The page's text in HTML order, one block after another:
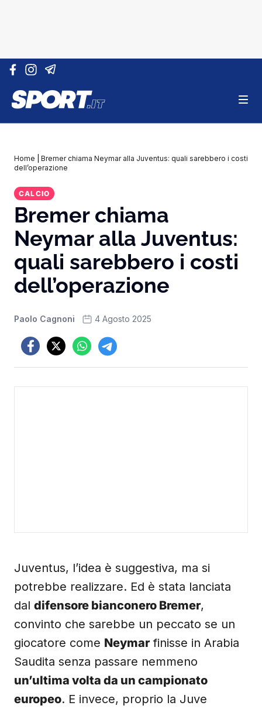
Vai al contenuto
Home
Bremer chiama Neymar alla Juventus: quali sarebbero i costi
dell’operazione
CALCIO
Bremer chiama
Neymar alla Juventus:
quali sarebbero i costi
dell’operazione
Paolo Cagnoni 4 Agosto 2025
Juventus, l’idea è suggestiva, ma si
potrebbe realizzare. Ed è stata lanciata
dal difensore bianconero Bremer,
convinto che sarebbe un peccato se un
giocatore come Neymar finisse in Arabia
Saudita senza passare nemmeno
un’ultima volta da un campionato
europeo. E invece, proprio la Juve